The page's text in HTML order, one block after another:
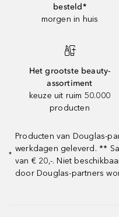
besteld*
morgen in huis
Het grootste beauty-
assortiment
keuze uit ruim 50.000
producten
*
Producten van Douglas-
werkdagen geleverd. **
van € 20,-. Niet
door Douglas-partners